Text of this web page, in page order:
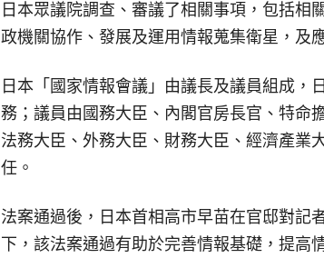
日本眾議院調查、審議了相關事項，包括相
政機關協作、發展及運用情報蒐集衛星，及
日本「國家情報會議」由議長及議員組成，
務；議員由國務大臣、內閣官房長官、特命
法務大臣、外務大臣、財務大臣、經濟產業
任。
法案通過後，日本首相高市早苗在官邸對記
下，該法案通過有助於完善情報基礎，提高